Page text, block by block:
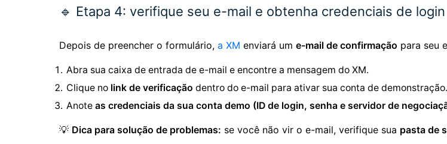
🔹 Etapa 4: verifique seu e-mail e obtenha credenciais de login
Depois de preencher o formulário, a XM enviará um e-mail de confirmação para seu
Abra sua caixa de entrada de e-mail e encontre a mensagem do XM.
Clique no link de verificação dentro do e-mail para ativar sua conta de demonstração.
Anote as credenciais da sua conta demo (ID de login, senha e servidor de
💡 Dica para solução de problemas: se você não vir o e-mail, verifique sua pasta de